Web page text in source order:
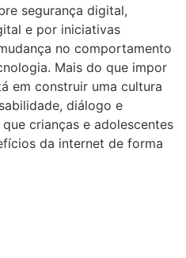
segurança digital,
e por iniciativas
no comportamento
Mais do que impor
em construir uma cultura
diálogo e
crianças e adolescentes
da internet de forma